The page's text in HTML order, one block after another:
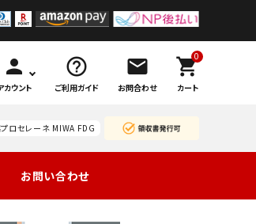
person
カウント
help_outline
ご利用ガイド
mail
お問合わせ
0
shopping_cart
カート
ロセレーネ MIWA FDG
お問い合わせ